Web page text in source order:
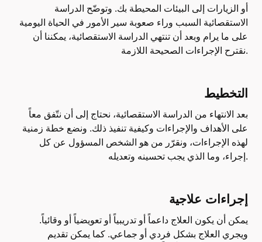
أو الزيارات إلى البيئات المحيطة بك. وتوضّح الدراسة
الاستقصائية السبب وراء صعوبة سير الأمور في الحياة اليومية
على ما يرام وبعد أن تنتهي الدراسة الاستقصائية، يمكننا أن
نقترح الإجراءات الصحيحة اللازمة.
التخطيط
بعد الانتهاء من الدراسة الاستقصائية، نحتاج إلى أن نتّفق معاً
على الأهداف والإجراءات وكيفية تنفيذ ذلك. ونضع خطة زمنية
لهذه الإجراءات، ونقرّر من هو الشخص المسؤول عن كل
إجراء، وما الذي يجب تحسينه وتعديله.
إجراءات علاجية
يمكن أن يكون العلاج داعماً أو تدريبياً أو تعويضياً أو وقائياً.
ويجري العلاج بشكل فردي أو جماعي. كما يمكن تقديم